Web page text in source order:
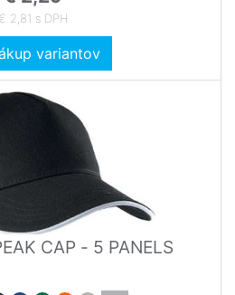
€ 2,81 s DPH
variantov
CAP - 5 PANELS